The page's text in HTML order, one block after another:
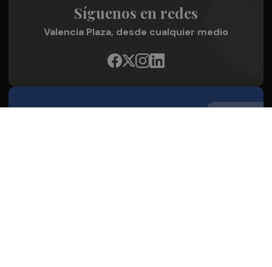
Síguenos en redes
Valencia Plaza, desde cualquier medio
Quienes Somos